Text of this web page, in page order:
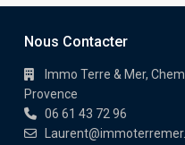
Nous Contacter
Immo Terre & Mer,
Provence
06 61 43 72 96